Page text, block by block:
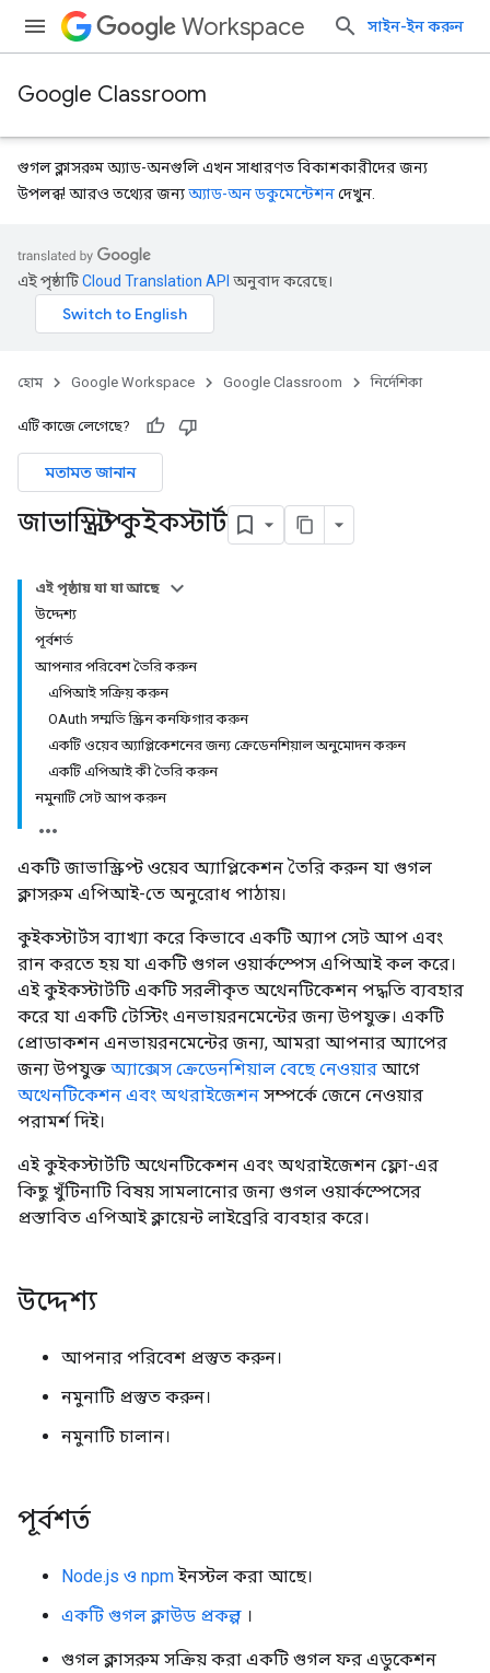
Workspace সাইন-ইন করুন
Google Classroom
গুগল ক্লাসরুম অ্যাড-অনগুলি এখন সাধারণত বিকাশকারীদের জন্য
উপলব্ধ! আরও তথ্যের জন্যঅ্যাড-অন ডকুমেন্টেশনদেখুন.
এই পৃষ্ঠাটিCloud Translation API অনুবাদ করেছে।
হোম Google Workspace Google Classroom নির্দেশিকা
এটি কাজে লেগেছে?
মতামত জানান
জাভাস্ক্রিপ্ট কুইকস্টার্ট
এই পৃষ্ঠায় যা যা আছে
উদ্দেশ্য
পূর্বশর্ত
আপনার পরিবেশ তৈরি করুন
এপিআই সক্রিয় করুন
OAuth সম্মতি স্ক্রিন কনফিগার করুন
একটি ওয়েব অ্যাপ্লিকেশনের জন্য ক্রেডেনশিয়াল অনুমোদন করুন
একটি এপিআই কী তৈরি করুন
নমুনাটি সেট আপ করুন
একটি জাভাস্ক্রিপ্ট ওয়েব অ্যাপ্লিকেশন তৈরি করুন যা গুগল
ক্লাসরুম এপিআই-তে অনুরোধ পাঠায়।
কুইকস্টার্টস ব্যাখ্যা করে কিভাবে একটি অ্যাপ সেট আপ এবং
রান করতে হয় যা একটি গুগল ওয়ার্কস্পেস এপিআই কল করে।
এই কুইকস্টার্টটি একটি সরলীকৃত অথেনটিকেশন পদ্ধতি ব্যবহার
করে যা একটি টেস্টিং এনভায়রনমেন্টের জন্য উপযুক্ত। একটি
প্রোডাকশন এনভায়রনমেন্টের জন্য, আমরা আপনার অ্যাপের
জন্য উপযুক্ত অ্যাক্সেস ক্রেডেনশিয়াল বেছে নেওয়ার আগে
অথেনটিকেশন এবং অথরাইজেশন সম্পর্কে জেনে নেওয়ার
পরামর্শ দিই।
এই কুইকস্টার্টটি অথেনটিকেশন এবং অথরাইজেশন ফ্লো-এর
কিছু খুঁটিনাটি বিষয় সামলানোর জন্য গুগল ওয়ার্কস্পেসের
প্রস্তাবিত এপিআই ক্লায়েন্ট লাইব্রেরি ব্যবহার করে।
উদ্দেশ্য
আপনার পরিবেশ প্রস্তুত করুন।
নমুনাটি প্রস্তুত করুন।
নমুনাটি চালান।
পূর্বশর্ত
Node.js ও npmইনস্টল করা আছে।
একটি গুগল ক্লাউড প্রকল্প ।
গুগল ক্লাসরুম সক্রিয় করা একটি গুগল ফর এডুকেশন